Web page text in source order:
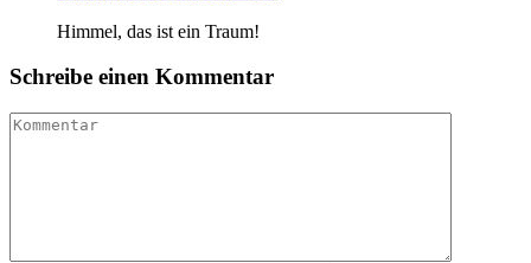
Himmel, das ist ein Traum!
Schreibe einen Kommentar